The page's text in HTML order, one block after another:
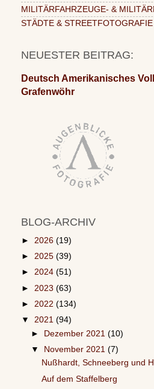
MILITÄRFAHRZEUGE- &
STÄDTE & STREETFOTOGRAFIE
NEUESTER BEITRAG:
Deutsch Amerikanisches
Grafenwöhr
BLOG-ARCHIV
► 2026 (19)
► 2025 (39)
► 2024 (51)
► 2023 (63)
► 2022 (134)
▼ 2021 (94)
► Dezember 2021(10)
▼ November 2021(7)
Nußhardt, Schneeberg und
Auf dem Staffelberg